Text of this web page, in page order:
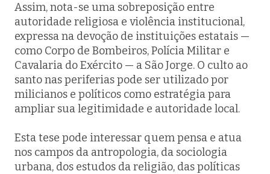
Assim, nota-se uma sobreposição entre
autoridade religiosa e violência institucional,
expressa na devoção de instituições estatais —
como Corpo de Bombeiros, Polícia Militar e
Cavalaria do Exército — a São Jorge. O culto ao
santo nas periferias pode ser utilizado por
milicianos e políticos como estratégia para
ampliar sua legitimidade e autoridade local.
Esta tese pode interessar quem pensa e atua
nos campos da antropologia, da sociologia
urbana, dos estudos da religião, das políticas